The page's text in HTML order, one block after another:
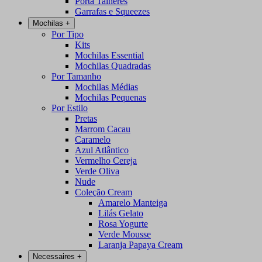
Garrafas e Squeezes
Mochilas +
Por Tipo
Kits
Mochilas Essential
Mochilas Quadradas
Por Tamanho
Mochilas Médias
Mochilas Pequenas
Por Estilo
Pretas
Marrom Cacau
Caramelo
Azul Atlântico
Vermelho Cereja
Verde Oliva
Nude
Coleção Cream
Amarelo Manteiga
Lilás Gelato
Rosa Yogurte
Verde Mousse
Laranja Papaya Cream
Necessaires +